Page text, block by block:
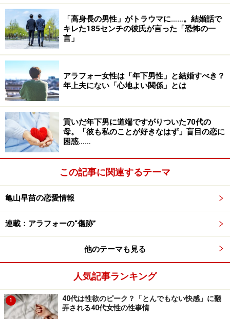
がよくわかりました。いい人なんだけど金遣いが荒すぎ
る。それも、みんなに奢ってしまうんです。見栄を張り
たい気持ちと、寂しがり屋だから奢って友だちでいても
らいたい気持ちがあるんだと思う。夫にそれを指摘した
ら、『だってみんな時間を作って集まってくれるんだ
よ。奢りたくなっちゃうじゃないか』と言っていまし
た。奢らなくても友だちでいてくれる人が本当の友だち
なんだよと言うと涙ぐんでいましたね。夫は小・中学校
でいじめにあったトラウマを引きずっていたようです」
そう言うのはイズミさん（38歳）だ。10歳年上の夫のつ
らさは理解できたが、ろくに生活費も負担しないような
「離婚してからは養育費だけもらっています。彼は娘を
とてもかわいがっているし、私も友だちとしてつきあう
分にはかまわないので、よく3人で食事をしたり出かけ
たりしています。友人たちからは“変な元夫婦”と言われ
ての関係は築けていると思います」
結婚向きではない男性だったということなのかもしれな
「高身長の男性」がトラウマに……。結婚話で
キレた185センチの彼氏が言った「恐怖の一
言」
アラフォー女性は「年下男性」と結婚すべき？
年上夫にない「心地よい関係」とは
貢いだ年下男に道端ですがりついた70代の
母。「彼も私のことが好きなはず」盲目の恋に
困惑……
この記事に関連するテーマ
亀山早苗の恋愛情報
連載：アラフォーの“傷跡”
他のテーマも見る
人気記事ランキング
1
40代は性欲のピーク？「とんでもない快感」に翻
弄される40代女性の性事情